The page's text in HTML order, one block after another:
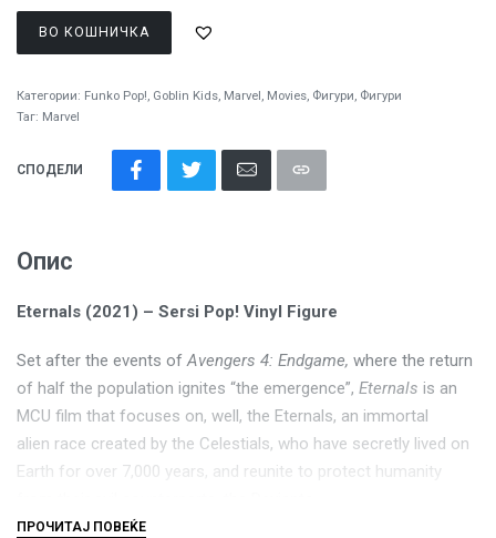
ВО КОШНИЧКА
Категории: Funko Pop!, Goblin Kids, Marvel, Movies, Фигури, Фигури
Таг: Marvel
СПОДЕЛИ
Опис
Eternals (2021) – Sersi Pop! Vinyl Figure
Set after the events ofAvengers 4: Endgame, where the return
of half the population ignites “the emergence”, Eternals is an
MCU film that focuses on, well, the Eternals, an immortal
alien race created by the Celestials, who have secretly lived on
Earth for over 7,000 years, and reunite to protect humanity